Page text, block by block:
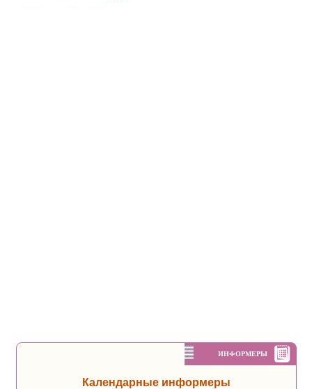
ИНФОРМЕРЫ
Календарные информеры